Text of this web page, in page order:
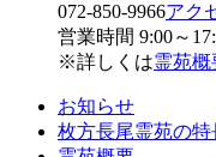
072-850-9966アク
営業時間 9:00～
※詳しくは霊苑概
お知らせ
枚方長尾霊苑の特